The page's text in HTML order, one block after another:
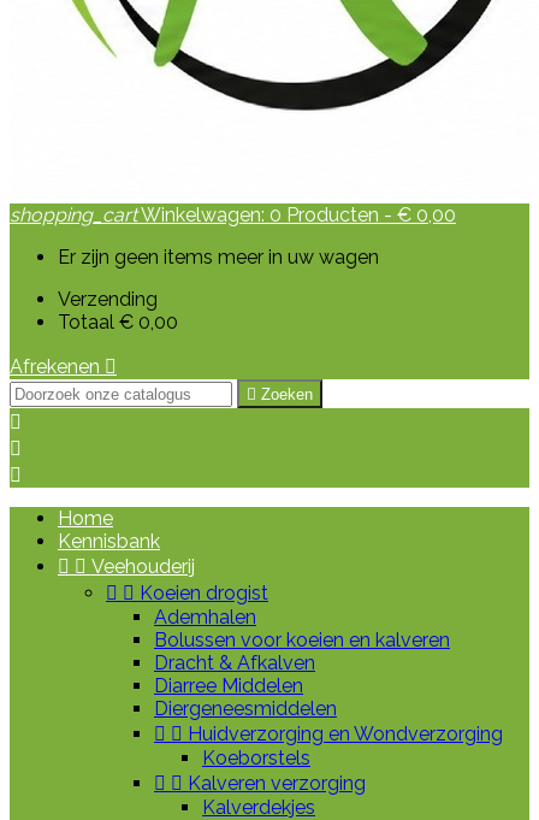
shopping_cartWinkelwagen: 0 Producten - € 0,00
Er zijn geen items meer in uw wagen
Verzending
Totaal € 0,00
Afrekenen 
 Zoeken



Home
Kennisbank
  Veehouderij
  Koeien drogist
Ademhalen
Bolussen voor koeien en kalveren
Dracht & Afkalven
Diarree Middelen
Diergeneesmiddelen
  Huidverzorging en Wondverzorging
Koeborstels
  Kalveren verzorging
Kalverdekjes